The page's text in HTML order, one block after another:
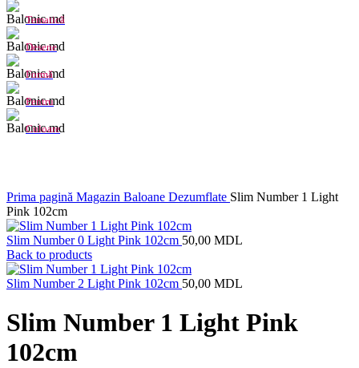
Tematică
Desene
Formă
Pentru
Culoare
Prima pagină Magazin Baloane Dezumflate Slim Number 1 Light
Pink 102cm
Slim Number 0 Light Pink 102cm 50,00 MDL
Back to products
Slim Number 2 Light Pink 102cm 50,00 MDL
Slim Number 1 Light Pink
102cm